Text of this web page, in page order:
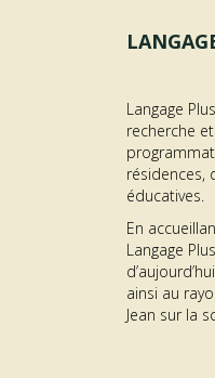
Langage
recherche
résidences,
éducatives.
En
Langage
ainsi au
Jean sur la
GÉNÉRATEUR | RésidenceEn